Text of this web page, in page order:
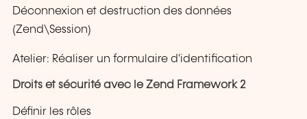
Déconnexion et destruction des données
(Zend\Session)
Atelier: Réaliser un formulaire d'identification
Droits et sécurité avec le Zend Framework 2
Définir les rôles